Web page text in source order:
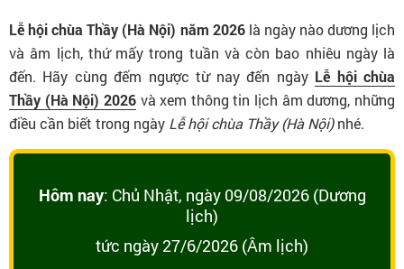
Lễ hội chùa Thầy (Hà Nội) năm 2026là ngày nào dương lịch
và âm lịch, thứ mấy trong tuần và còn bao nhiêu ngày là
đến. Hãy cùng đếm ngược từ nay đến ngày Lễ hội chùa
Thầy (Hà Nội) 2026và xem thông tin lịch âm dương, những
điều cần biết trong ngày Lễ hội chùa Thầy (Hà Nội)nhé.
Hôm nay: Chủ Nhật, ngày 09/08/2026 (Dương
lịch)
tức ngày 27/6/2026 (Âm lịch)